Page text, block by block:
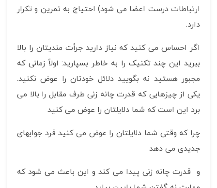
ارتباطات درست اعضا می شود) احتیاج به تمرین و تکرار
دارد.
اگر احساس می کنید که نیاز دارید جرأت مندیتان را بالا
ببرید این چند تکنیک را به خاطر بسپارید: اولاً زمانی که
مجبور هستید نه بگویید دلائل خودتان را عوض نکنید.
یکی از چیزهایی که قدرت چانه زنی طرف مقابل را بالا می
برد این است که شما دلایلتان را عوض می کنید
چرا که وقتی شما دلایلتان را عوض می کنید فرد جوابهای
جدیدی می دهد
و قدرت چانه زنی پیدا می کند و این باعث می شود که